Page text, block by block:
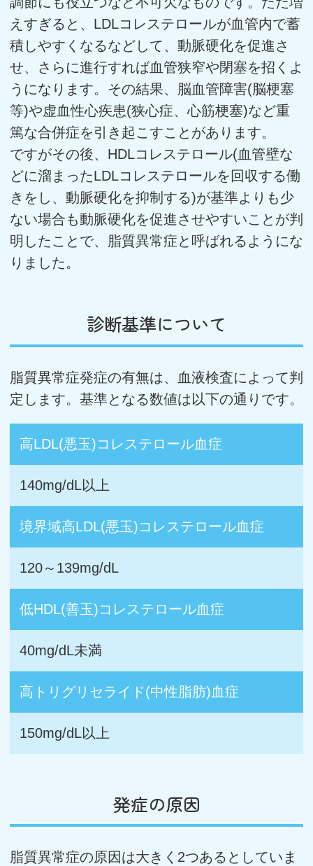
えすぎると、LDLコレステロールが血管内で蓄
積しやすくなるなどして、動脈硬化を促進さ
せ、さらに進行すれば血管狭窄や閉塞を招くよ
うになります。その結果、脳血管障害(脳梗塞
等)や虚血性心疾患(狭心症、心筋梗塞)など重
篤な合併症を引き起こすことがあります。
ですがその後、HDLコレステロール(血管壁な
どに溜まったLDLコレステロールを回収する働
きをし、動脈硬化を抑制する)が基準よりも少
ない場合も動脈硬化を促進させやすいことが判
明したことで、脂質異常症と呼ばれるようにな
りました。
診断基準について
脂質異常症発症の有無は、血液検査によって判
定します。基準となる数値は以下の通りです。
高LDL(悪玉)コレステロール血症
140mg/dL以上
境界域高LDL(悪玉)コレステロール血症
120～139mg/dL
低HDL(善玉)コレステロール血症
40mg/dL未満
高トリグリセライド(中性脂肪)血症
150mg/dL以上
発症の原因
脂質異常症の原因は大きく2つあるとしていま